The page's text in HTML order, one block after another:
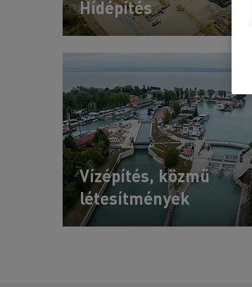
Hídépítés
Vízépítés, közmű
létesítmények